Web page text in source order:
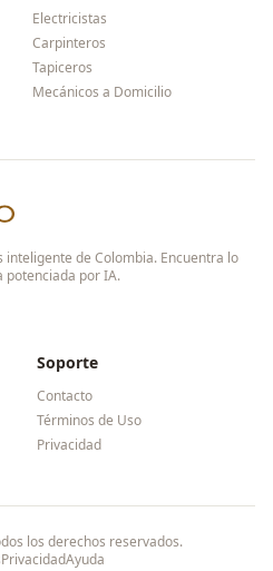
Electricistas
Carpinteros
Tapiceros
Mecánicos a Domicilio
de Colombia. Encuentra lo
potenciada por IA.
Soporte
Contacto
Términos de Uso
Privacidad
los derechos reservados.
PrivacidadAyuda